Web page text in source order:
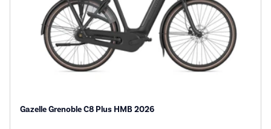
Gazelle Grenoble C8 Plus HMB 2026